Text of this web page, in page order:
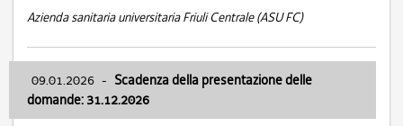
Azienda sanitaria universitaria Friuli Centrale (ASU FC)
09.01.2026 - Scadenza della presentazione delle
domande: 31.12.2026